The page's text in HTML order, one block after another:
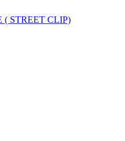
( STREET CLIP)